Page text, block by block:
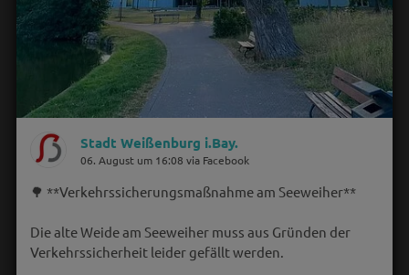
Stadt Weißenburg i.Bay.
06. August um 16:08 via Facebook
🌳 **Verkehrssicherungsmaßnahme am Seeweiher**
Die alte Weide am Seeweiher muss aus Gründen der
Verkehrssicherheit leider gefällt werden.